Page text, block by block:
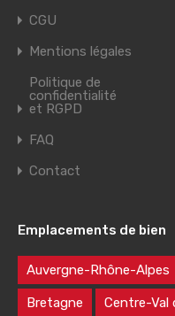
CGU
Mentions légales
Politique de
confidentialité
et RGPD
FAQ
Contact
Emplacements de bien
Auvergne-Rhône-Alpes
Bretagne Centre-Val